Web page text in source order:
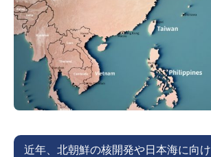
近年、北朝鮮の核開発や日本海に向け